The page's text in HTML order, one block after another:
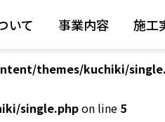
いて 事業内容 施工
single.phpon line
themes/kuchiki/
single.phpon line 5